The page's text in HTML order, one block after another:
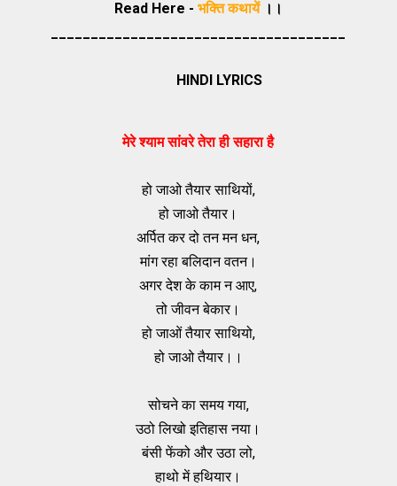
Read Here - भक्ति कथायें।।
HINDI LYRICS
मेरे श्याम सांवरे तेरा ही सहारा है
हो जाओ तैयार साथियों,
हो जाओ तैयार।
अर्पित कर दो तन मन धन,
मांग रहा बलिदान वतन।
अगर देश के काम न आए,
तो जीवन बेकार।
हो जाओं तैयार साथियो,
हो जाओ तैयार।।
सोचने का समय गया,
उठो लिखो इतिहास नया।
बंसी फेंको और उठा लो,
हाथो में हथियार।